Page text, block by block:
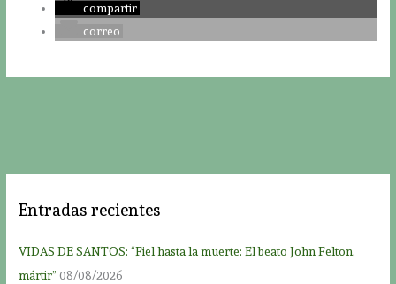
compartir
correo
Entradas recientes
VIDAS DE SANTOS: “Fiel hasta la muerte: El beato John Felton,
mártir” 08/08/2026